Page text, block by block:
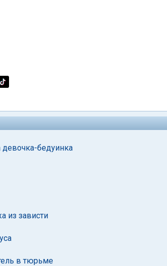
девочка-бедуинка
из зависти
в тюрьме